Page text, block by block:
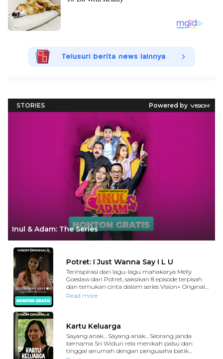
Telusuri berita news lainnya